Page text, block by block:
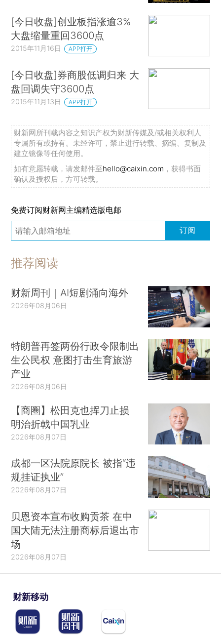
[今日收盘]创业板指涨逾3%
大盘缩量重回3600点
2015年11月16日 APP打开
[今日收盘]券商股低调归来 大
盘回调失守3600点
2015年11月13日 APP打开
财新网所刊载内容之知识产权为财新传媒及/或相关权利人
专属所有或持有。未经许可，禁止进行转载、摘编、复制及
建立镜像等任何使用。
如有意愿转载，请发邮件至hello@caixin.com ，获得书面
确认及授权后，方可转载。
免费订阅财新网主编精选版电邮
订阅
推荐阅读
财新周刊｜AI短剧涌向海外
2026年08月06日
特朗普再签两份行政令限制出
生公民权 意图打击生育旅游
产业
2026年08月06日
【商圈】松田克也挥刀止损
明治折戟中国乳业
2026年08月07日
成都一区法院原院长 被指“违
规挂证执业”
2026年08月07日
贝恩资本宣布收购贡茶 在中
国大陆无法注册商标后退出市
场
2026年08月07日
财新移动